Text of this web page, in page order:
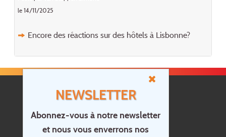
NEWSLETTER
Abonnez-vous à notre newsletter
et nous vous enverrons nos
le 14/11/2025
Encore des réactions sur des hôtels à Lisbonne?
Accueil